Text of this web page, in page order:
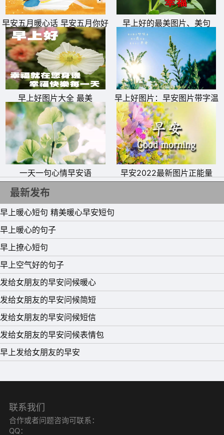
11、长城的北角边下了一场雨，庄严的历史也有浪漫的痕
迹，没有别人语言里的幸福约会地，因为觉得坦然的天地是
更长久的秘密，亲爱的，我爱你。
12、想你成歌，飞扬;想你成河，流淌;想你成云;飘荡;想你
成吻，舒畅。想你不是一个定格，想你永恒。
13、存过你的照片，你喜欢的歌我也有去听，你看过的电影
我也偷偷看过，你感兴趣的东西我也尝试感兴趣，而你一概
都不知道，其实我远比表面更喜欢你。
14、一想到你呀，心就扑通扑通心动到不行呢。
15、我见不得你受伤，更见不得你受委屈，哪怕那个人是我
自己，也不可以。
早安五月暖心话 早安五月你好
文字图片
早上好的最美图片、美句
早上好图片大全 最美
早上好图片：早安图片带字温
馨图片
一天一句心情早安语 早安2022最新图片正能量
最新发布
早上暖心短句 精美暖心早安短句
早上暖心的句子
早上撩心短句
早上空气好的句子
发给女朋友的早安问候暖心
发给女朋友的早安问候简短
发给女朋友的早安问候短信
发给女朋友的早安问候表情包
早上发给女朋友的早安
联系我们
合作或者问题咨询可联系：
QQ：